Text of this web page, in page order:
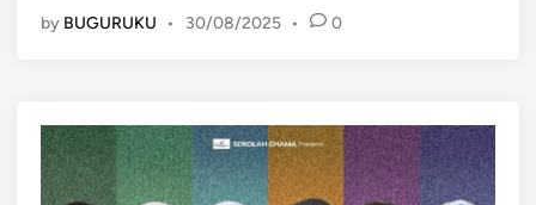
m
t
r
a
by BUGURUKU • 30/08/2025 • 0